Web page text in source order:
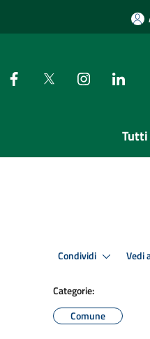
Condividi Vedi
Categorie:
Comune